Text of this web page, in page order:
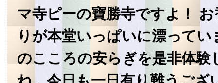
マ寺ピーの寶勝寺ですよ！
りが本堂いっぱいに漂って
のこころの安らぎを是非体験